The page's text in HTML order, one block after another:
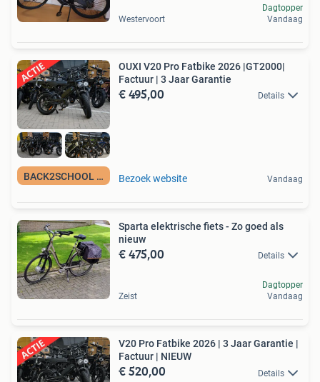
Westervoort
Dagtopper
Vandaag
BACK2SCHOOL ACTIE
OUXI V20 Pro Fatbike 2026 |GT2000|
Factuur | 3 Jaar Garantie
€ 495,00 Details
Bezoek website Vandaag
Sparta elektrische fiets - Zo goed als
nieuw
€ 475,00 Details
Zeist
Dagtopper
Vandaag
V20 Pro Fatbike 2026 | 3 Jaar Garantie |
Factuur | NIEUW
€ 520,00 Details